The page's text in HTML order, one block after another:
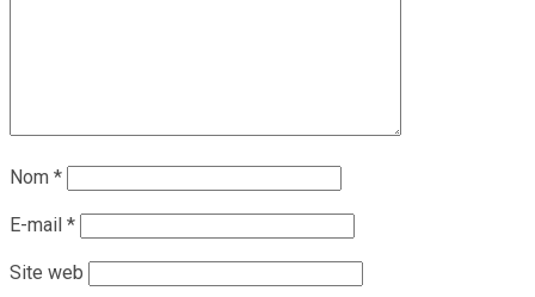
Nom *
E-mail *
Site web